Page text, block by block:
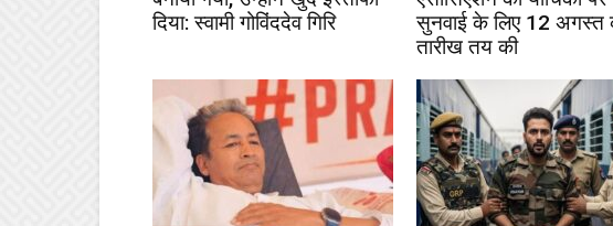
दिया: स्वामी गोविंददेव गिरि
सुनवाई के लिए 12 अगस्त
तारीख तय की